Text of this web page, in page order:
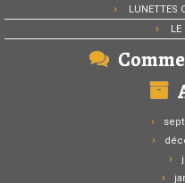
LUNETTES
LE